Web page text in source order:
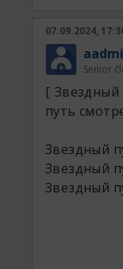
07.09.2024,
Senior
[ Звездный
путь
Звездный
Звездный
Звездный